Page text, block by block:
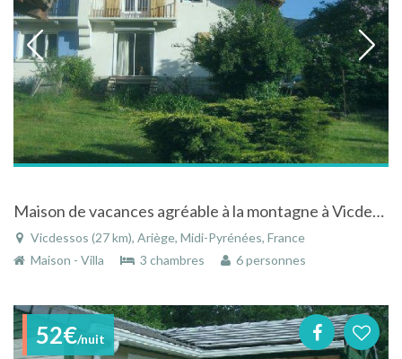
Maison de vacances agréable à la montagne à Vicdessos dans l'Ariège en Midi-Pyrénées
Vicdessos (27 km), Ariège, Midi-Pyrénées, France
Maison - Villa
3 chambres 6 personnes
52€/nuit